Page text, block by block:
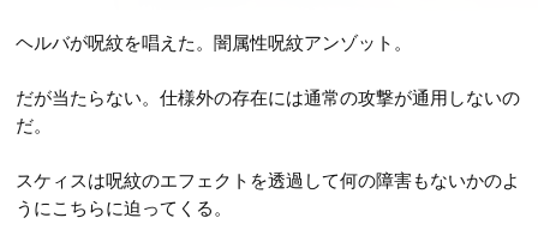
第11話
第13話
第30話
第34話
第49話
第50話
第52話
第53話
第61話
第62話
第64話
ヘルバが呪紋を唱えた。闇属性呪紋アンゾット。
だが当たらない。仕様外の存在には通常の攻撃が通用しないの
だ。
スケィスは呪紋のエフェクトを透過して何の障害もないかのよ
うにこちらに迫ってくる。